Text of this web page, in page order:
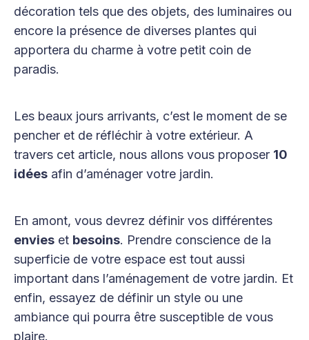
décoration tels que des objets, des luminaires ou
encore la présence de diverses plantes qui
apportera du charme à votre petit coin de
paradis.
Les beaux jours arrivants, c’est le moment de se
pencher et de réfléchir à votre extérieur. A
travers cet article, nous allons vous proposer 10
idées afin d’aménager votre jardin.
En amont, vous devrez définir vos différentes
envies et besoins. Prendre conscience de la
superficie de votre espace est tout aussi
important dans l’aménagement de votre jardin. Et
enfin, essayez de définir un style ou une
ambiance qui pourra être susceptible de vous
plaire.